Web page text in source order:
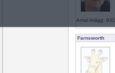
Antal inlägg: 932
Farnsworth